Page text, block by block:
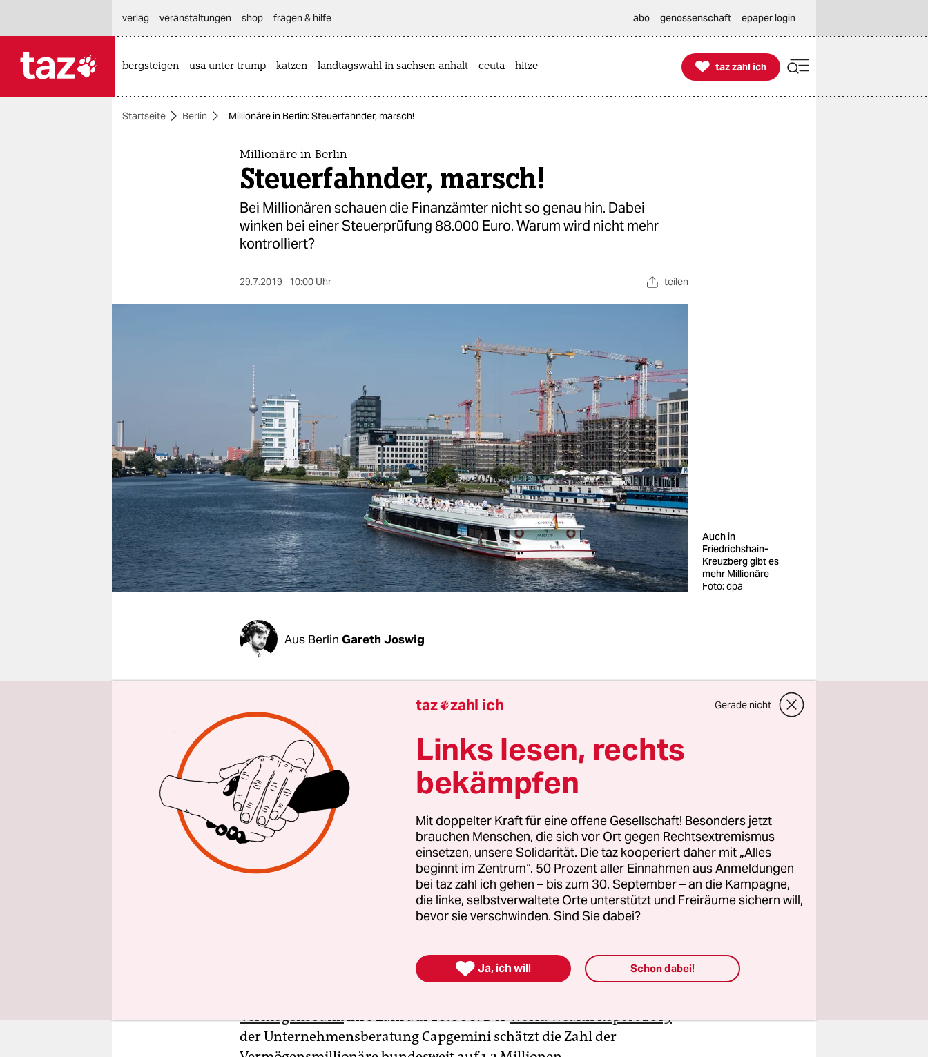
themen
veranstaltungen
shop
fragen & hilfe
unterstützen
abo
genossenschaft
verlag
veranstaltungen shop fragen & hilfe abo genossenschaft epaper login
bergsteigen usa unter trump katzen landtagswahl in sachsen-anhalt ceuta hitze 
taz zahl ich
taz zahl ich
Startseite Berlin Millionäre in Berlin: Steuerfahnder, marsch!
Millionäre in Berlin
Steuerfahnder, marsch!
Bei Millionären schauen die Finanzämter nicht so genau hin. Dabei
winken bei einer Steuerprüfung 88.000 Euro. Warum wird nicht mehr
kontrolliert?
29.7.2019 10:00 Uhr teilen
Auch in
Friedrichshain-
Kreuzberg gibt es
mehr Millionäre
Foto: dpa
Aus Berlin Gareth Joswig
Immer mehr Reiche wohnen in Berlin. Waren es 2016 noch 486
Einkommensmillionäre, die in der Hauptstadt wohnten, sind es
mittlerweile 749 – eine Zunahme um 54 Prozent in drei Jahren. Und die
Bestensverdiener*innen wohnen nicht mehr nur in schicken
Stadtteilen wie Zehlendorf oder im großbürgerlichen Charlottenburg –
sie drängen auch in die hippen Innenstadtbezirke. Mittlerweile leben
sogar 51 Einkommensmillionäre in Friedrichshain-Kreuzberg – vor
drei Jahren waren es dort noch lediglich 11. Das geht aus einer noch
nicht veröffentlichten Anfrage der Linksfraktion im
Abgeordnetenhaus hervor, welche die Zahlen regelmäßig abfragt.
Während Behörden die Lebensverhältnisse von Hartz-IV-
Reichen zumeist weniger bekannt. Über die Anzahl der
Vermögensmillionäre etwa gibt es seit der faktischen Abschaffung der
Vermögensbankihre Zahl auf 20.000. DerWorld Wealth Report 2019
der Unternehmensberatung Capgemini schätzt die Zahl der
taz zahl ich Gerade nicht
Links lesen, rechts
bekämpfen
Mit doppelter Kraft für eine offene Gesellschaft! Besonders jetzt
brauchen Menschen, die sich vor Ort gegen Rechtsextremismus
einsetzen, unsere Solidarität. Die taz kooperiert daher mit „Alles
beginnt im Zentrum“. 50 Prozent aller Einnahmen aus Anmeldungen
bei taz zahl ich gehen – bis zum 30. September – an die Kampagne,
die linke, selbstverwaltete Orte unterstützt und Freiräume sichern will,
bevor sie verschwinden. Sind Sie dabei?
 Ja, ich will Schon dabei!